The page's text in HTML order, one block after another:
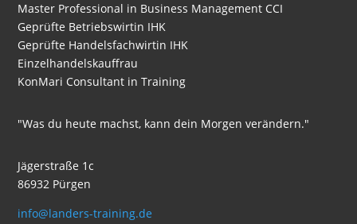
Master Professional in Business Management CCI
Geprüfte Betriebswirtin IHK
Geprüfte Handelsfachwirtin IHK
Einzelhandelskauffrau
KonMari Consultant in Training
"Was du heute machst, kann dein Morgen verändern."
Jägerstraße 1c
86932 Pürgen
info@landers-training.de